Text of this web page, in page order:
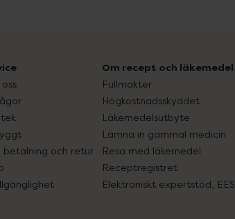
betalning och retur
Om recept och läkemedel
Fullmakter
Högkostnadsskyddet
Läkemedelsutbyte
Lämna in gammal medicin
Resa med läkemedel
Receptregistret
Elektroniskt expertstöd, EES